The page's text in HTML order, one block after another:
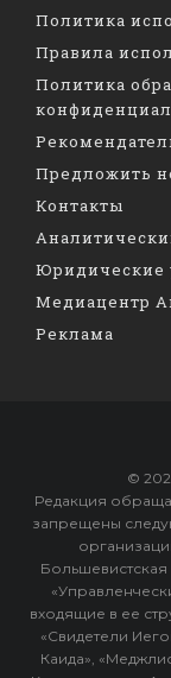
Политика
Правила
Политика
Предложить
Контакты
Юридические
Медиацентр
Реклама
©
Редакция
запрещены
Большевистская
входящие в ее
«Свидетели
Каида»,